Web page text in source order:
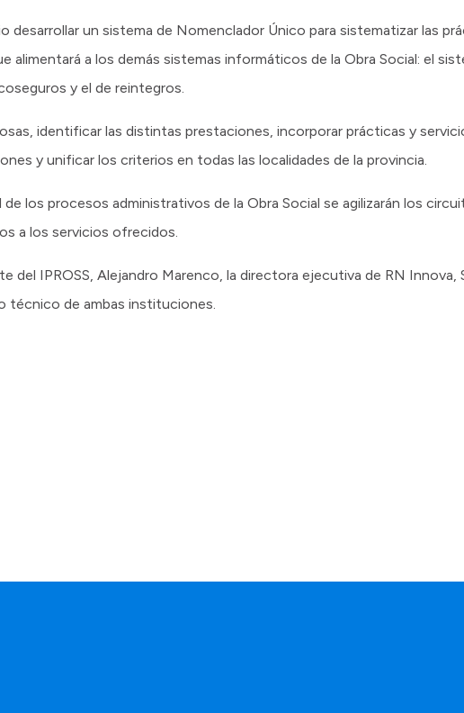
desarrollar un sistema de Nomenclador Único para sistematizar las
alimentará a los demás sistemas informáticos de la Obra Social: el
y el de reintegros.
identificar las distintas prestaciones, incorporar prácticas y
y unificar los criterios en todas las localidades de la provincia.
los procesos administrativos de la Obra Social se agilizarán los
a los servicios ofrecidos.
del IPROSS, Alejandro Marenco, la directora ejecutiva de RN Innova,
técnico de ambas instituciones.